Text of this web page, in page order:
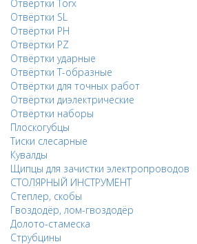
Отвёртки Torx
Отвёртки SL
Отвёртки PH
Отвёртки PZ
Отвёртки ударные
Отвёртки Т-образные
Отвёртки для точных работ
Отвёртки диэлектрические
Отвёртки наборы
Плоскогубцы
Тиски слесарные
Кувалды
Щипцы для зачистки электропроводов
СТОЛЯРНЫЙ ИНСТРУМЕНТ
Степлер, скобы
Гвоздодёр, лом-гвоздодёр
Долото-стамеска
Струбцины